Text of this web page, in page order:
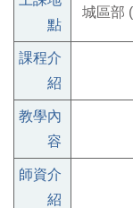
點
城區部
課程介
紹
教學內
容
師資介
紹